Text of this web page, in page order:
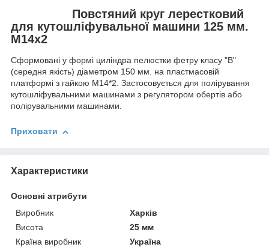
Повстяний круг лерестковий
для кутошліфувальної машини 125 мм.
М14х2
Сформовані у формі циліндра пелюстки фетру класу "В"
(середня якість) діаметром 150 мм. на пластмасовій
платформі з гайкою М14*2. Застосовується для полірування
кутошліфувальними машинами з регулятором обертів або
полірувальними машинами.
Приховати
Характеристики
Основні атрибути
Виробник
Харків
Висота
25 мм
Країна виробник
Україна